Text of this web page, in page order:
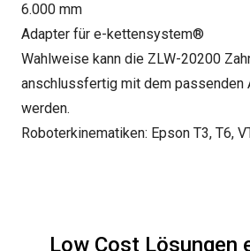
6.000 mm
Adapter für e-kettensystem®
Wahlweise kann die ZLW-20200
anschlussfertig mit dem
werden.
Roboterkinematiken: Epson T3, T6,
Low Cost Lösungen